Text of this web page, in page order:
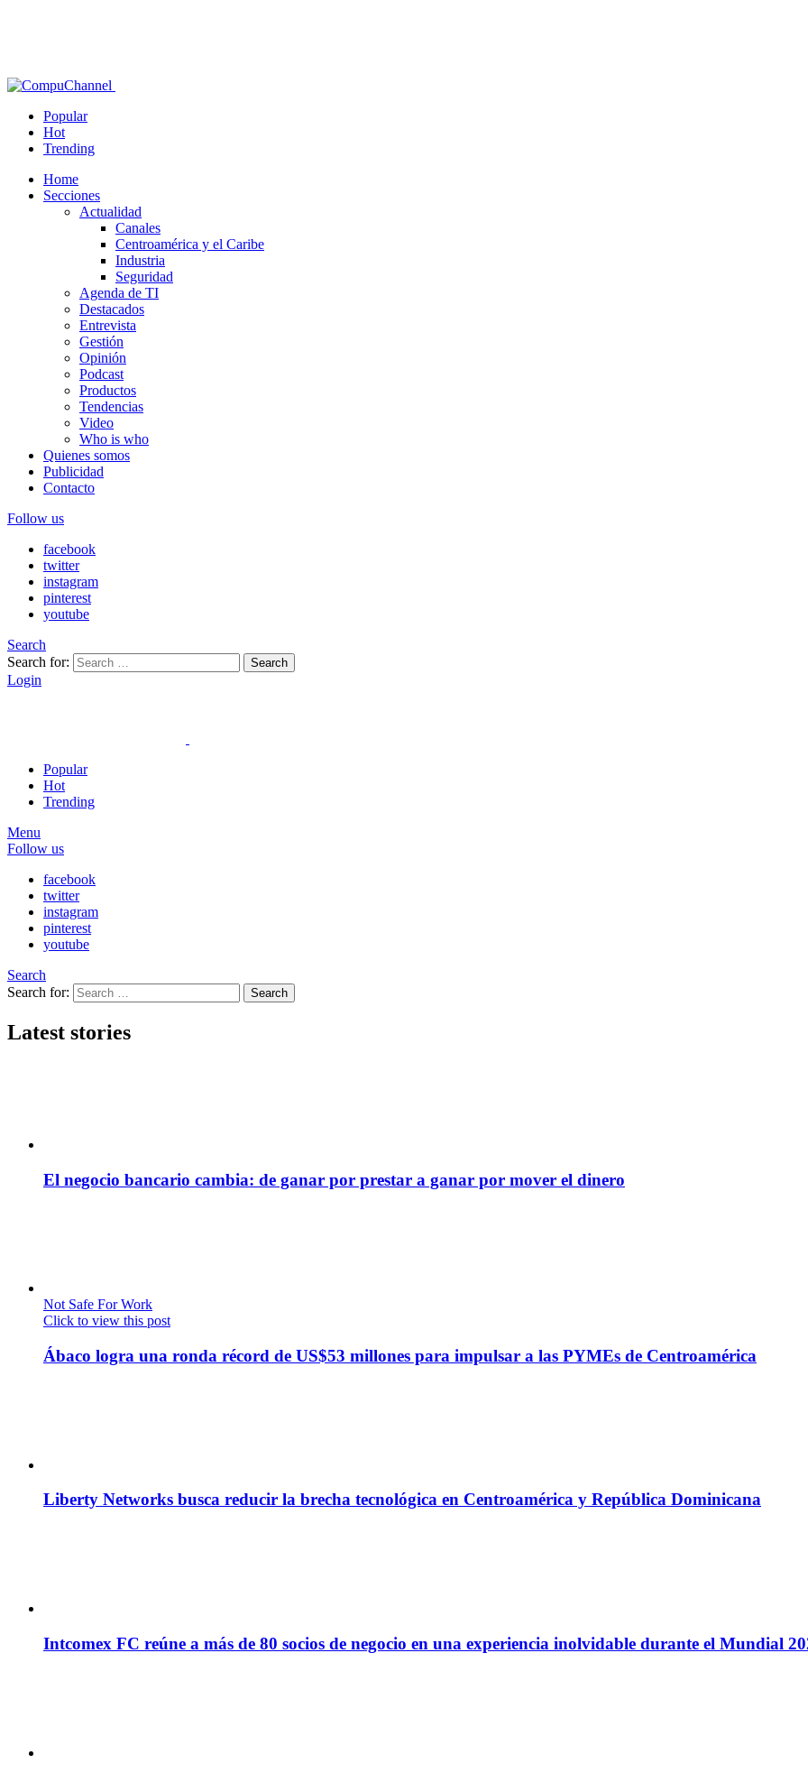
Popular
Hot
Trending
Home
Secciones
Actualidad
Canales
Centroamérica y el Caribe
Industria
Seguridad
Agenda de TI
Destacados
Entrevista
Gestión
Opinión
Podcast
Productos
Tendencias
Video
Who is who
Quienes somos
Publicidad
Contacto
Follow us
facebook
twitter
instagram
pinterest
youtube
Search
Search for:
Search
Login
Popular
Hot
Trending
Menu
Follow us
facebook
twitter
instagram
pinterest
youtube
Search
Search for:
Search
Latest stories
El negocio bancario cambia: de ganar por prestar a ganar por mover el dinero
Not Safe For Work
Click to view this post
Ábaco logra una ronda récord de US$53 millones para impulsar a las PYMEs de Centroamérica
Liberty Networks busca reducir la brecha tecnológica en Centroamérica y República Dominicana
Intcomex FC reúne a más de 80 socios de negocio en una experiencia inolvidable durante el Mundial